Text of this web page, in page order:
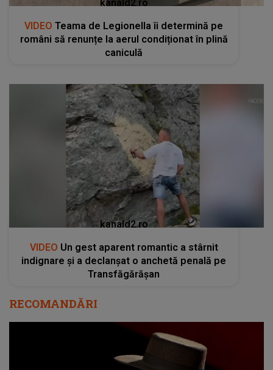
kanald2.ro
VIDEO Teama de Legionella îi determină pe
români să renunțe la aerul condiționat în plină
caniculă
kanald2.ro
VIDEO Un gest aparent romantic a stârnit
indignare și a declanșat o anchetă penală pe
Transfăgărășan
RECOMANDĂRI